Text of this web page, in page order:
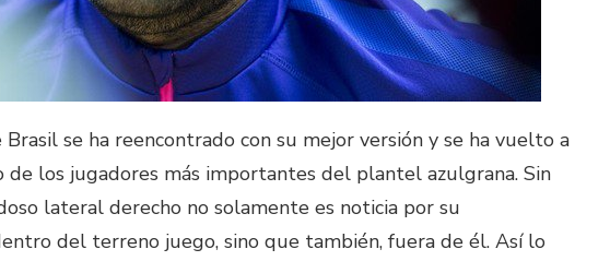
se ha reencontrado con su mejor versión y se ha vuelto a
de los jugadores más importantes del plantel azulgrana. Sin
lateral derecho no solamente es noticia por su
del terreno juego, sino que también, fuera de él. Así lo